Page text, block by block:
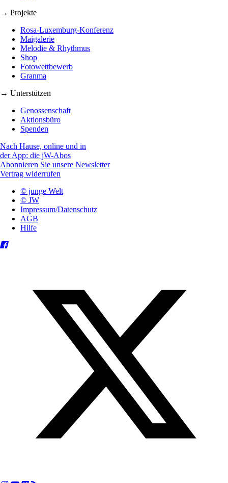
→ Projekte
Rosa-Luxemburg-Konferenz
Maigalerie
Melodie & Rhythmus
Shop
Fotowettbewerb
Granma
→ Unterstützen
Genossenschaft
Aktionsbüro
Spenden
Nach Hause, online und in
der App: die jW-Abos
Abonnieren Sie unsere Newsletter
Vertrag widerrufen
© junge Welt
© JW
Impressum/Datenschutz
AGB
Hilfe